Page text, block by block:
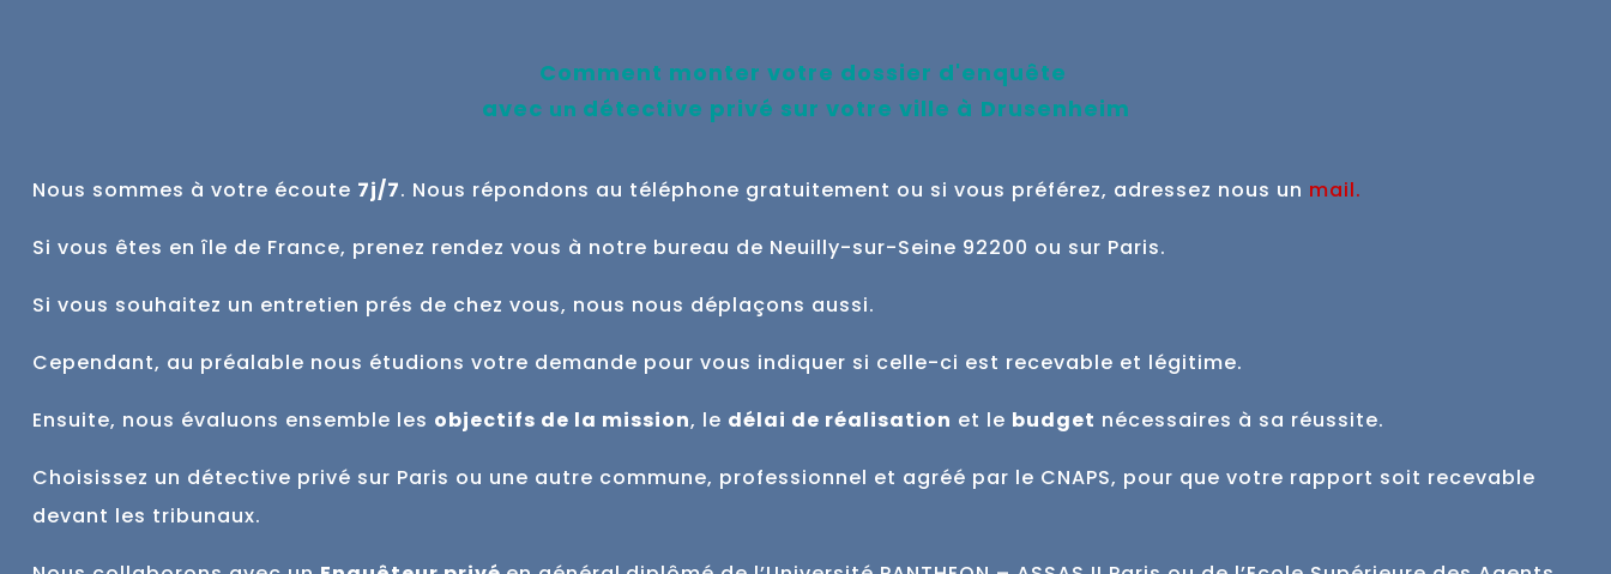
Comment monter votre dossier d'enquête
avec un détective privé sur votre ville à Drusenheim
Nous sommes à votre écoute 7j/7. Nous répondons au téléphone gratuitement ou si vous préférez, adressez nous un mail.
Si vous êtes en île de France, prenez rendez vous à notre bureau de Neuilly-sur-Seine 92200 ou sur Paris.
Si vous souhaitez un entretien prés de chez vous, nous nous déplaçons aussi.
Cependant, au préalable nous étudions votre demande pour vous indiquer si celle-ci est recevable et légitime.
Ensuite, nous évaluons ensemble les objectifs de la mission, le délai de réalisation et le budget nécessaires à sa réussite.
Choisissez un détective privé sur Paris ou une autre commune, professionnel et agréé par le CNAPS, pour que votre rapport soit recevable
devant les tribunaux.